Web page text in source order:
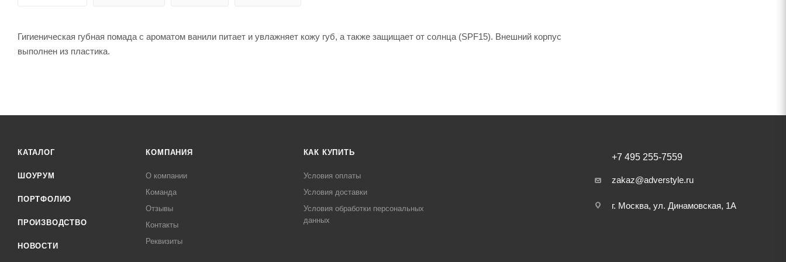
Гигиеническая губная помада с ароматом ванили питает и увлажняет кожу губ, а также защищает от солнца (SPF15). Внешний корпус
выполнен из пластика.
КАТАЛОГ
ШОУРУМ
ПОРТФОЛИО
ПРОИЗВОДСТВО
НОВОСТИ
КОМПАНИЯ
О компании
Команда
Отзывы
Контакты
Реквизиты
КАК КУПИТЬ
Условия оплаты
Условия доставки
Условия обработки персональных
данных
+7 495 255-7559
zakaz@adverstyle.ru
г. Москва, ул. Динамовская, 1А